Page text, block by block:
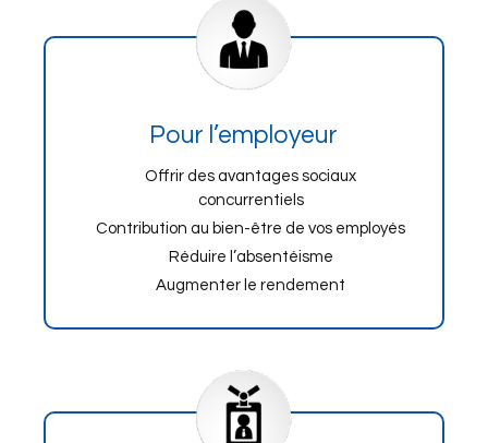
Pour l’employeur
Offrir des avantages sociaux
concurrentiels
Contribution au bien-être de vos employés
Réduire l’absentéisme
Augmenter le rendement